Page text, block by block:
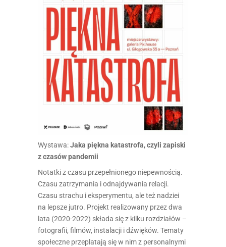
Wystawa:Jaka piękna katastrofa, czyli zapiski
z czasów pandemii
Notatki z czasu przepełnionego niepewnością.
Czasu zatrzymania i odnajdywania relacji.
Czasu strachu i eksperymentu, ale też nadziei
na lepsze jutro. Projekt realizowany przez dwa
lata (2020-2022) składa się z kilku rozdziałów –
fotografii, filmów, instalacji i dźwięków. Tematy
społeczne przeplatają się w nim z personalnymi